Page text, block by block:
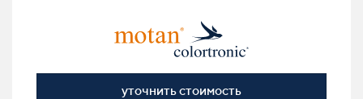
уточнить стоимость